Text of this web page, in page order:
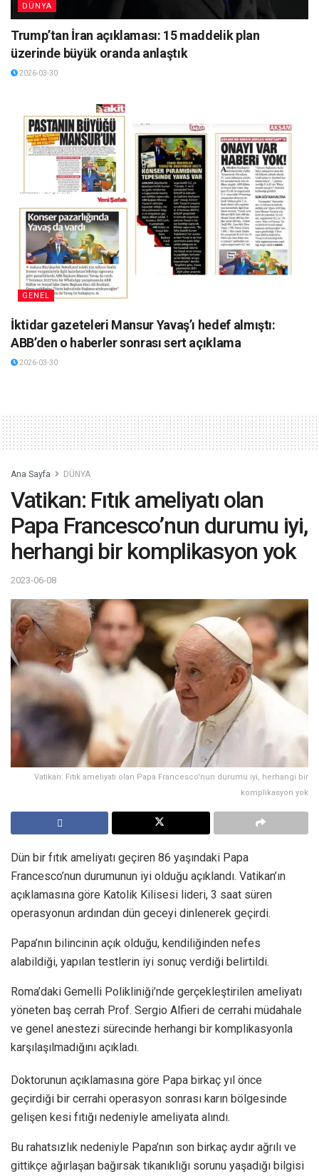
DÜNYA
Trump’tan İran açıklaması: 15 maddelik plan
üzerinde büyük oranda anlaştık
2026-03-30
GENEL
İktidar gazeteleri Mansur Yavaş’ı hedef almıştı:
ABB’den o haberler sonrası sert açıklama
2026-03-30
Ana Sayfa DÜNYA
Vatikan: Fıtık ameliyatı olan
Papa Francesco’nun durumu iyi,
herhangi bir komplikasyon yok
2023-06-08
Vatikan: Fıtık ameliyatı olan Papa Francesco'nun durumu iyi, herhangi bir
komplikasyon yok
Dün bir fıtık ameliyatı geçiren 86 yaşındaki Papa
Francesco’nun durumunun iyi olduğu açıklandı. Vatikan’ın
açıklamasına göre Katolik Kilisesi lideri, 3 saat süren
operasyonun ardından dün geceyi dinlenerek geçirdi.
Papa’nın bilincinin açık olduğu, kendiliğinden nefes
alabildiği, yapılan testlerin iyi sonuç verdiği belirtildi.
Roma’daki Gemelli Polikliniği’nde gerçekleştirilen ameliyatı
yöneten baş cerrah Prof. Sergio Alfieri de cerrahi müdahale
ve genel anestezi sürecinde herhangi bir komplikasyonla
karşılaşılmadığını açıkladı.
Doktorunun açıklamasına göre Papa birkaç yıl önce
geçirdiği bir cerrahi operasyon sonrası karın bölgesinde
gelişen kesi fıtığı nedeniyle ameliyata alındı.
Bu rahatsızlık nedeniyle Papa’nın son birkaç aydır ağrılı ve
gittikçe ağırlaşan bağırsak tıkanıklığı sorunu yaşadığı bilgisi